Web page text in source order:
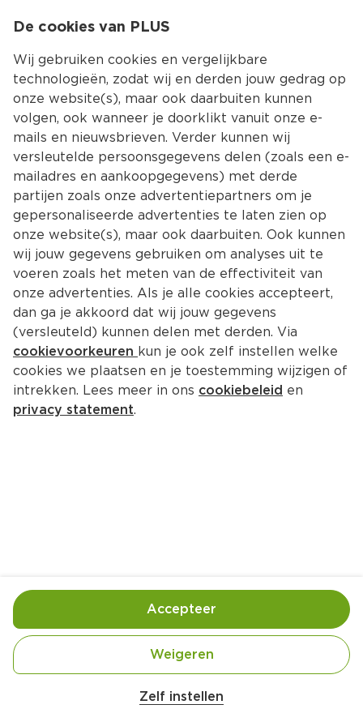
Kies jouw
Ingrediënten Bereiding
De cookies van PLUS
Wij gebruiken cookies en vergelijkbare
technologieën, zodat wij en derden jouw gedrag op
onze website(s), maar ook daarbuiten kunnen
volgen, ook wanneer je doorklikt vanuit onze e-
mails en nieuwsbrieven. Verder kunnen wij
versleutelde persoonsgegevens delen (zoals een e-
mailadres en aankoopgegevens) met derde
partijen zoals onze advertentiepartners om je
gepersonaliseerde advertenties te laten zien op
onze website(s), maar ook daarbuiten. Ook kunnen
wij jouw gegevens gebruiken om analyses uit te
voeren zoals het meten van de effectiviteit van
onze advertenties. Als je alle cookies accepteert,
dan ga je akkoord dat wij jouw gegevens
(versleuteld) kunnen delen met derden. Via
cookievoorkeuren kun je ook zelf instellen welke
cookies we plaatsen en je toestemming wijzigen of
intrekken. Lees meer in ons cookiebeleid en
privacy statement.
Zelf instellen
Weigeren
Accepteer